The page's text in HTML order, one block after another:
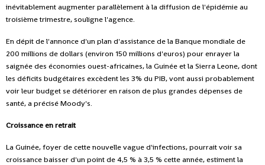
inévitablement augmenter parallèlement à la diffusion de l'épidémie au
troisième trimestre, souligne l'agence.
En dépit de l'annonce d'un plan d'assistance de la Banque mondiale de
200 millions de dollars (environ 150 millions d'euros) pour enrayer la
saignée des économies ouest-africaines, la Guinée et la Sierra Leone, dont
les déficits budgétaires excèdent les 3% du PIB, vont aussi probablement
voir leur budget se détériorer en raison de plus grandes dépenses de
santé, a précisé Moody's.
Croissance en retrait
La Guinée, foyer de cette nouvelle vague d'infections, pourrait voir sa
croissance baisser d'un point de 4,5 % à 3,5 % cette année, estiment la